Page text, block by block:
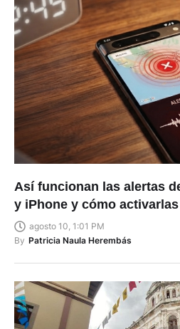
Así funcionan las alertas
y iPhone y cómo activarlas
agosto 10, 1:01 PM
By Patricia Naula Herembás